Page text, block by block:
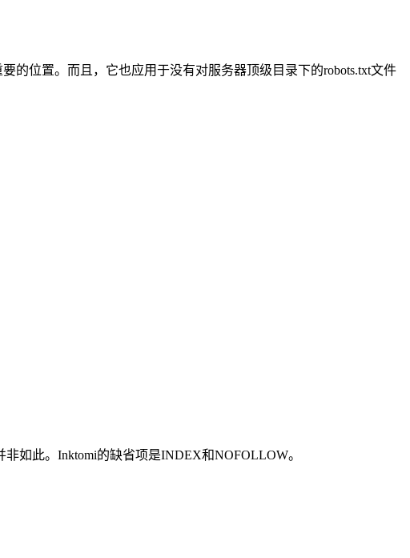
的位置。而且，它也应用于没有对服务器顶级目录下的robots.txt文件
如此。Inktomi的缺省项是INDEX和NOFOLLOW。